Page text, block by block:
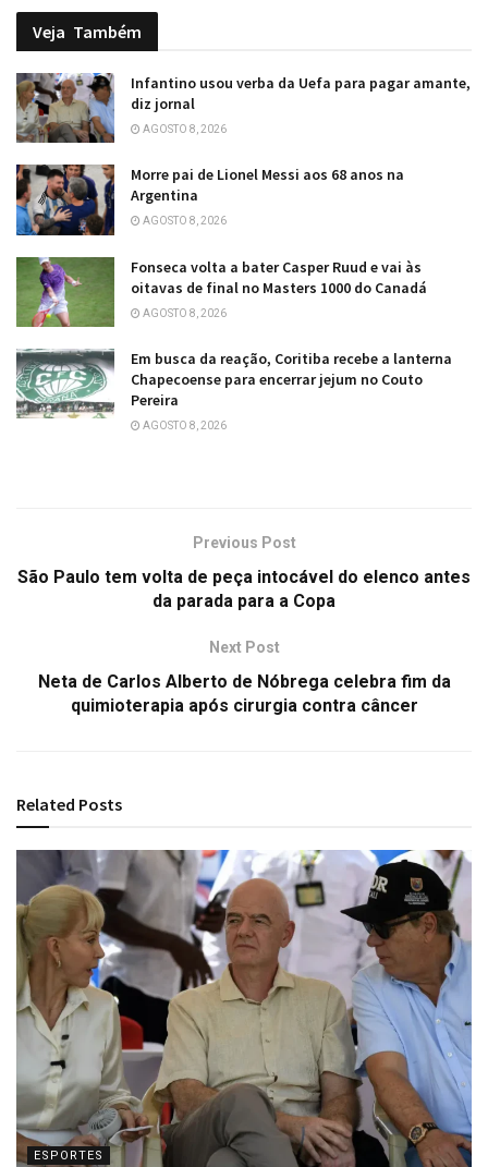
Veja Também
Infantino usou verba da Uefa para pagar amante,
diz jornal
AGOSTO 8, 2026
Morre pai de Lionel Messi aos 68 anos na
Argentina
AGOSTO 8, 2026
Fonseca volta a bater Casper Ruud e vai às
oitavas de final no Masters 1000 do Canadá
AGOSTO 8, 2026
Em busca da reação, Coritiba recebe a lanterna
Chapecoense para encerrar jejum no Couto
Pereira
AGOSTO 8, 2026
Previous Post
São Paulo tem volta de peça intocável do elenco antes
da parada para a Copa
Next Post
Neta de Carlos Alberto de Nóbrega celebra fim da
quimioterapia após cirurgia contra câncer
Related Posts
ESPORTES